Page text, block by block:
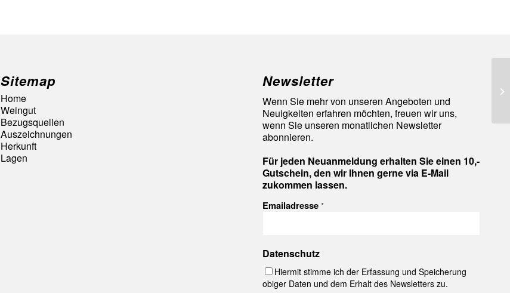
Sitemap
Home
Weingut
Bezugsquellen
Auszeichnungen
Herkunft
Lagen
Newsletter
Wenn Sie mehr von unseren Angeboten und
Neuigkeiten erfahren möchten, freuen wir uns,
wenn Sie unseren monatlichen Newsletter
abonnieren.
Für jeden Neuanmeldung erhalten Sie einen 10,-
Gutschein, den wir Ihnen gerne via E-Mail
zukommen lassen.
Emailadresse*
Datenschutz
Hiermit stimme ich der Erfassung und Speicherung
obiger Daten und dem Erhalt des Newsletters zu.